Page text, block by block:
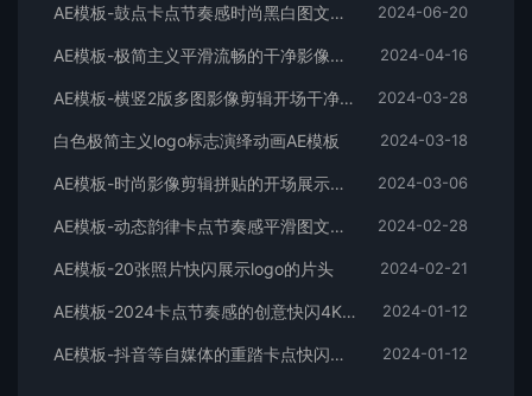
AE模板-鼓点卡点节奏感时尚黑白图文排版展示开场片头 2024-06-20
AE模板-极简主义平滑流畅的干净影像排版展示开场 2024-04-16
AE模板-横竖2版多图影像剪辑开场干净平滑时尚片头 2024-03-28
白色极简主义logo标志演绎动画AE模板 2024-03-18
AE模板-时尚影像剪辑拼贴的开场展示片头 2024-03-06
AE模板-动态韵律卡点节奏感平滑图文拼贴宣传片头 2024-02-28
AE模板-20张照片快闪展示logo的片头 2024-02-21
AE模板-2024卡点节奏感的创意快闪4K宣传片头 2024-01-12
AE模板-抖音等自媒体的重踏卡点快闪宣传开场 2024-01-12